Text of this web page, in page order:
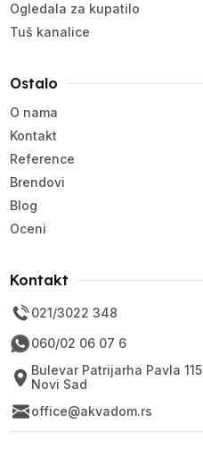
Ogledala za kupatilo
Tuš kanalice
Ostalo
O nama
Kontakt
Reference
Brendovi
Blog
Oceni
Kontakt
021/3022 348
060/02 06 07 6
Bulevar Patrijarha Pavla 115,
Novi Sad
office@akvadom.rs